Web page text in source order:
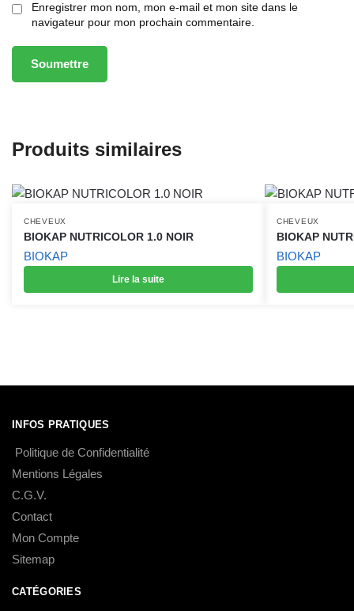
Enregistrer mon nom, mon e-mail et mon site dans le
navigateur pour mon prochain commentaire.
Produits similaires
CHEVEUX
BIOKAP NUTRICOLOR 1.0 NOIR
BIOKAP
Lire la suite
CHEVEUX
BIOKAP
BIOKAP
INFOS PRATIQUES
Politique de Confidentialité
Mentions Légales
C.G.V.
Contact
Mon Compte
Sitemap
CATÉGORIES